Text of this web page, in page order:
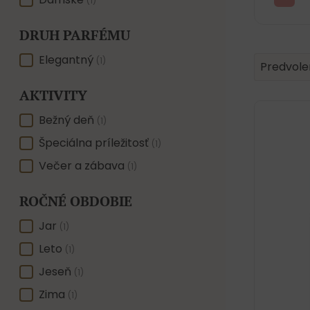
DRUH PARFÉMU
DRUH PARFÉMU
Elegantný (1)
AKTIVITY
AKTIVITY
Bežný deň (1)
Špeciálna príležitosť (1)
Večer a zábava (1)
ROČNÉ OBDOBIE
ROČNÉ OBDOBIE
Jar (1)
Leto (1)
Jeseň (1)
Zima (1)
Sort
Sort